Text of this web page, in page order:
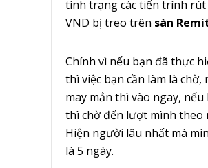
tình trạng các tiến trình
VND bị treo trên sàn
Chính vì nếu bạn đã thực
thì việc bạn cần làm là chờ,
may mắn thì vào ngay,
thì chờ đến lượt mình theo
Hiện người lâu nhất mà
là 5 ngày.